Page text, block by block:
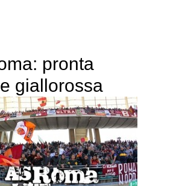
pronta
giallorossa